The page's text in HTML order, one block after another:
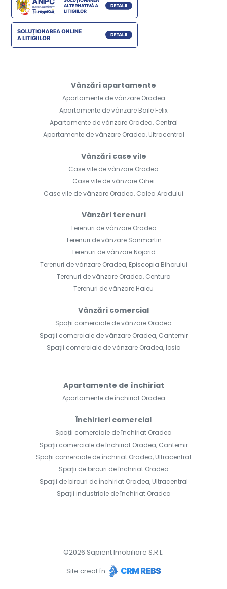
Vânzări apartamente
Apartamente de vânzare Oradea
Apartamente de vânzare Baile Felix
Apartamente de vânzare Oradea, Central
Apartamente de vânzare Oradea, Ultracentral
Vânzări case vile
Case vile de vânzare Oradea
Case vile de vânzare Cihei
Case vile de vânzare Oradea, Calea Aradului
Vânzări terenuri
Terenuri de vânzare Oradea
Terenuri de vânzare Sanmartin
Terenuri de vânzare Nojorid
Terenuri de vânzare Oradea, Episcopia Bihorului
Terenuri de vânzare Oradea, Centura
Terenuri de vânzare Haieu
Vânzări comercial
Spații comerciale de vânzare Oradea
Spații comerciale de vânzare Oradea, Cantemir
Spații comerciale de vânzare Oradea, Iosia
Apartamente de închiriat
Apartamente de închiriat Oradea
Închirieri comercial
Spații comerciale de închiriat Oradea
Spații comerciale de închiriat Oradea, Cantemir
Spații comerciale de închiriat Oradea, Ultracentral
Spații de birouri de închiriat Oradea
Spații de birouri de închiriat Oradea, Ultracentral
Spații industriale de închiriat Oradea
©2026 Sapient Imobiliare S.R.L.
Site creat în